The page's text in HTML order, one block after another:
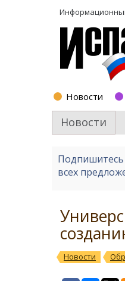
Новости
Новости
всех
Новости